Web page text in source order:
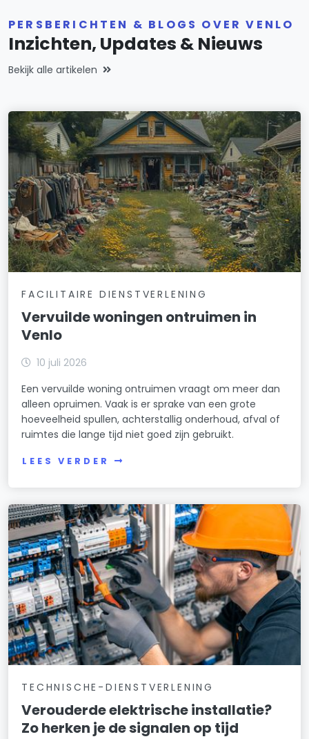
PERSBERICHTEN & BLOGS OVER VENLO
Inzichten, Updates & Nieuws
Bekijk alle artikelen
FACILITAIRE DIENSTVERLENING
Vervuilde woningen ontruimen in
Venlo
10 juli 2026
Een vervuilde woning ontruimen vraagt om meer dan
alleen opruimen. Vaak is er sprake van een grote
hoeveelheid spullen, achterstallig onderhoud, afval of
ruimtes die lange tijd niet goed zijn gebruikt.
LEES VERDER
TECHNISCHE-DIENSTVERLENING
Verouderde elektrische installatie?
Zo herken je de signalen op tijd